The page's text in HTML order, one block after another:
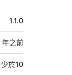
1.1.0
年之前
少於10